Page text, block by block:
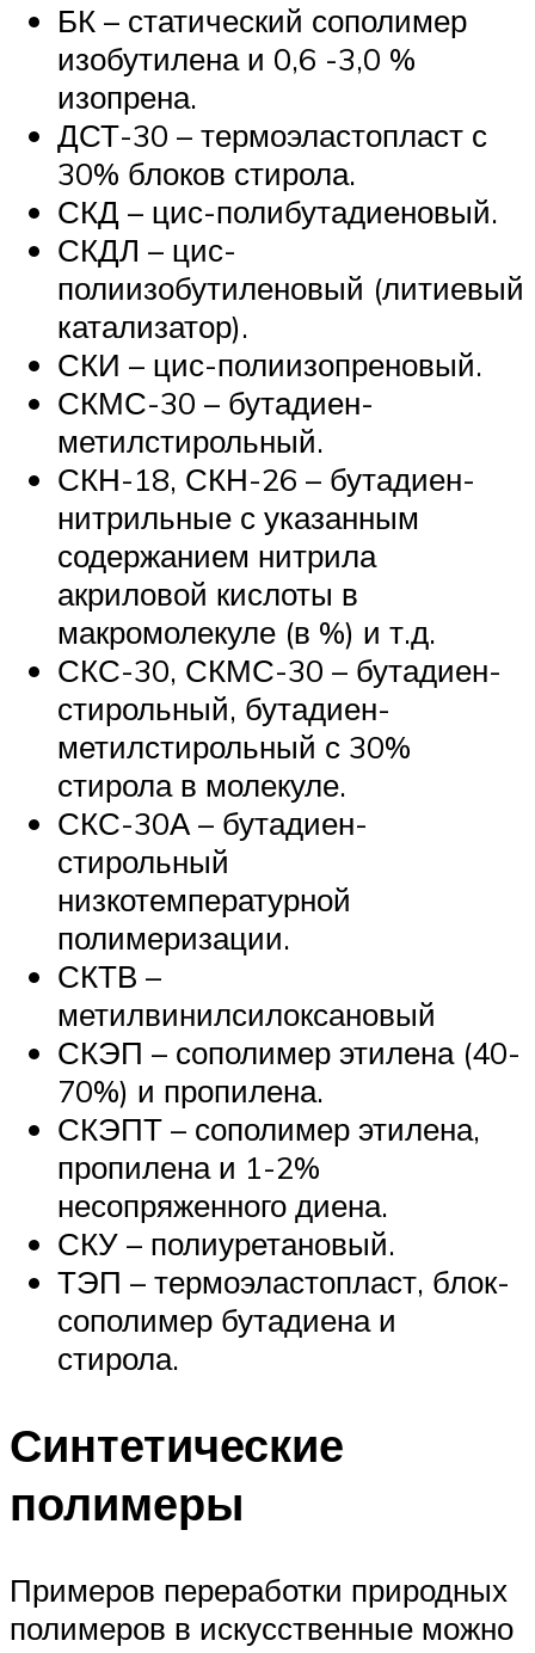
БК – статический сополимер
изобутилена и 0,6 -3,0 %
изопрена.
ДСТ-30 – термоэластопласт с
30% блоков стирола.
СКД – цис-полибутадиеновый.
СКДЛ – цис-
полиизобутиленовый (литиевый
катализатор).
СКИ – цис-полиизопреновый.
СКМС-30 – бутадиен-
метилстирольный.
СКН-18, СКН-26 – бутадиен-
нитрильные с указанным
содержанием нитрила
акриловой кислоты в
макромолекуле (в %) и т.д.
СКС-30, СКМС-30 – бутадиен-
стирольный, бутадиен-
метилстирольный с 30%
стирола в молекуле.
СКС-30А – бутадиен-
стирольный
низкотемпературной
полимеризации.
СКТВ –
метилвинилсилоксановый
СКЭП – сополимер этилена (40-
70%) и пропилена.
СКЭПТ – сополимер этилена,
пропилена и 1-2%
несопряженного диена.
СКУ – полиуретановый.
ТЭП – термоэластопласт, блок-
сополимер бутадиена и
стирола.
Синтетические
полимеры
Примеров переработки природных
полимеров в искусственные можно